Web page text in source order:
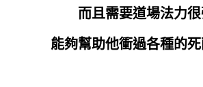
而且需要道場法力很
能夠幫助他衝過各種的死